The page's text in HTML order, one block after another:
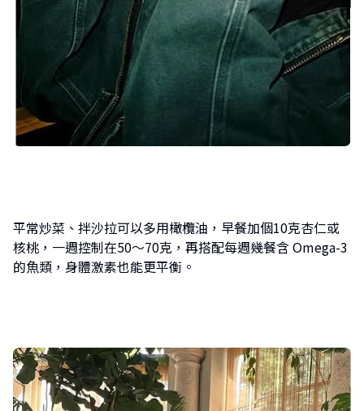
平常炒菜、拌沙拉可以多用橄欖油，早餐加個10克杏仁或
核桃，一週控制在50～70克，再搭配每週幾餐含 Omega-3
的魚類，身體激素也能更平衡。